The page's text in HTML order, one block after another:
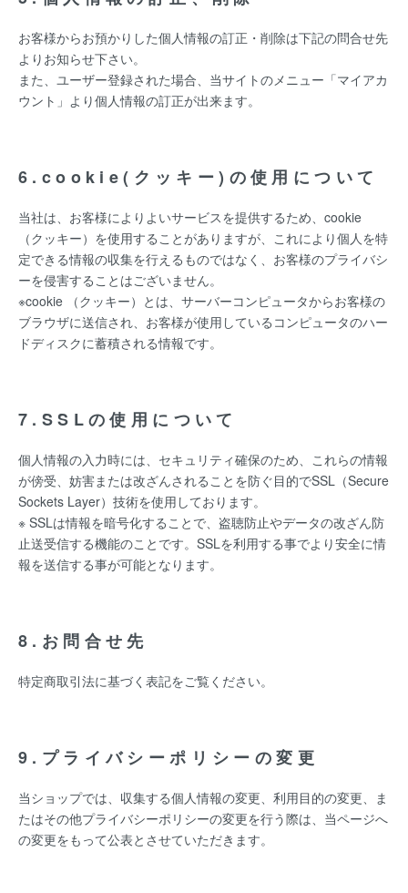
お客様からお預かりした個人情報の訂正・削除は下記の問合せ先
よりお知らせ下さい。
また、ユーザー登録された場合、当サイトのメニュー「マイアカ
ウント」より個人情報の訂正が出来ます。
6.cookie(クッキー)の使用について
当社は、お客様によりよいサービスを提供するため、cookie
（クッキー）を使用することがありますが、これにより個人を特
定できる情報の収集を行えるものではなく、お客様のプライバシ
ーを侵害することはございません。
※cookie （クッキー）とは、サーバーコンピュータからお客様の
ブラウザに送信され、お客様が使用しているコンピュータのハー
ドディスクに蓄積される情報です。
7.SSLの使用について
個人情報の入力時には、セキュリティ確保のため、これらの情報
が傍受、妨害または改ざんされることを防ぐ目的でSSL（Secure
Sockets Layer）技術を使用しております。
※ SSLは情報を暗号化することで、盗聴防止やデータの改ざん防
止送受信する機能のことです。SSLを利用する事でより安全に情
報を送信する事が可能となります。
8.お問合せ先
特定商取引法に基づく表記をご覧ください。
9.プライバシーポリシーの変更
当ショップでは、収集する個人情報の変更、利用目的の変更、ま
たはその他プライバシーポリシーの変更を行う際は、当ページへ
の変更をもって公表とさせていただきます。